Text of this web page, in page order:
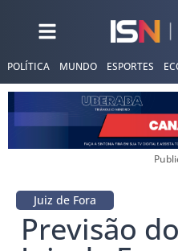
POLÍTICA MUNDO ESPORTES
Juiz de Fora
Previsão